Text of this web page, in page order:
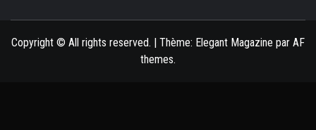
Copyright © All rights reserved. | Thème: Elegant Magazine par AF
themes.